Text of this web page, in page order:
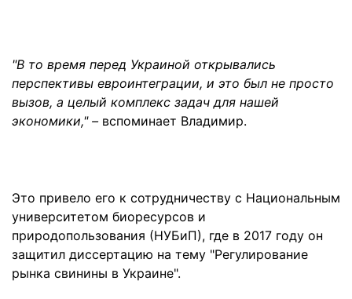
"В то время перед Украиной открывались
перспективы евроинтеграции, и это был не просто
вызов, а целый комплекс задач для нашей
экономики," – вспоминает Владимир.
Это привело его к сотрудничеству с Национальным
университетом биоресурсов и
природопользования (НУБиП), где в 2017 году он
защитил диссертацию на тему "Регулирование
рынка свинины в Украине".